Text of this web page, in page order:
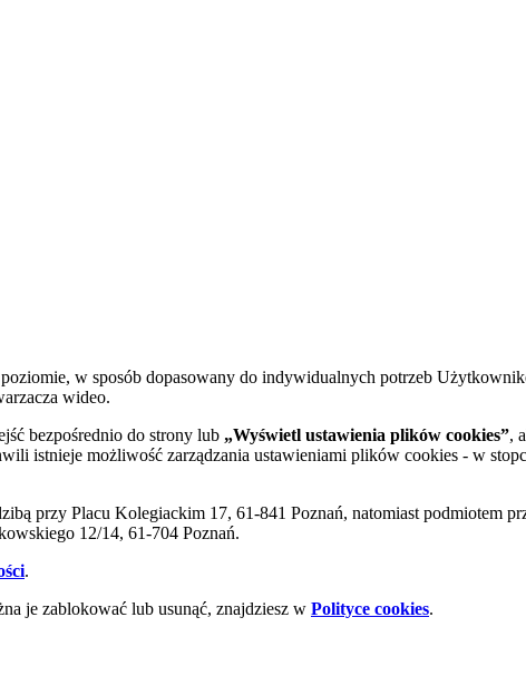
w sposób dopasowany do indywidualnych potrzeb
wideo.
bezpośrednio do strony lub „Wyświetl ustawienia plików cookies”,
istnieje możliwość zarządzania ustawieniami plików cookies - w
przy Placu Kolegiackim 17, 61-841 Poznań, natomiast podmiotem
12/14, 61-704 Poznań.
.
je zablokować lub usunąć, znajdziesz w Polityce cookies.